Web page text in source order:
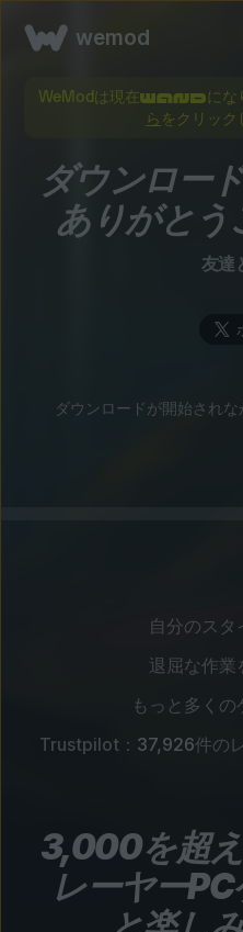
wemod
WeModは現在 にな
ら をクリック
ダウンロー
ありがとう
友達
ダウンロードが開始されな
自分のスタ
退屈な作業
もっと多く
Trustpilot： 37,926件の
3,000を超
レーヤー